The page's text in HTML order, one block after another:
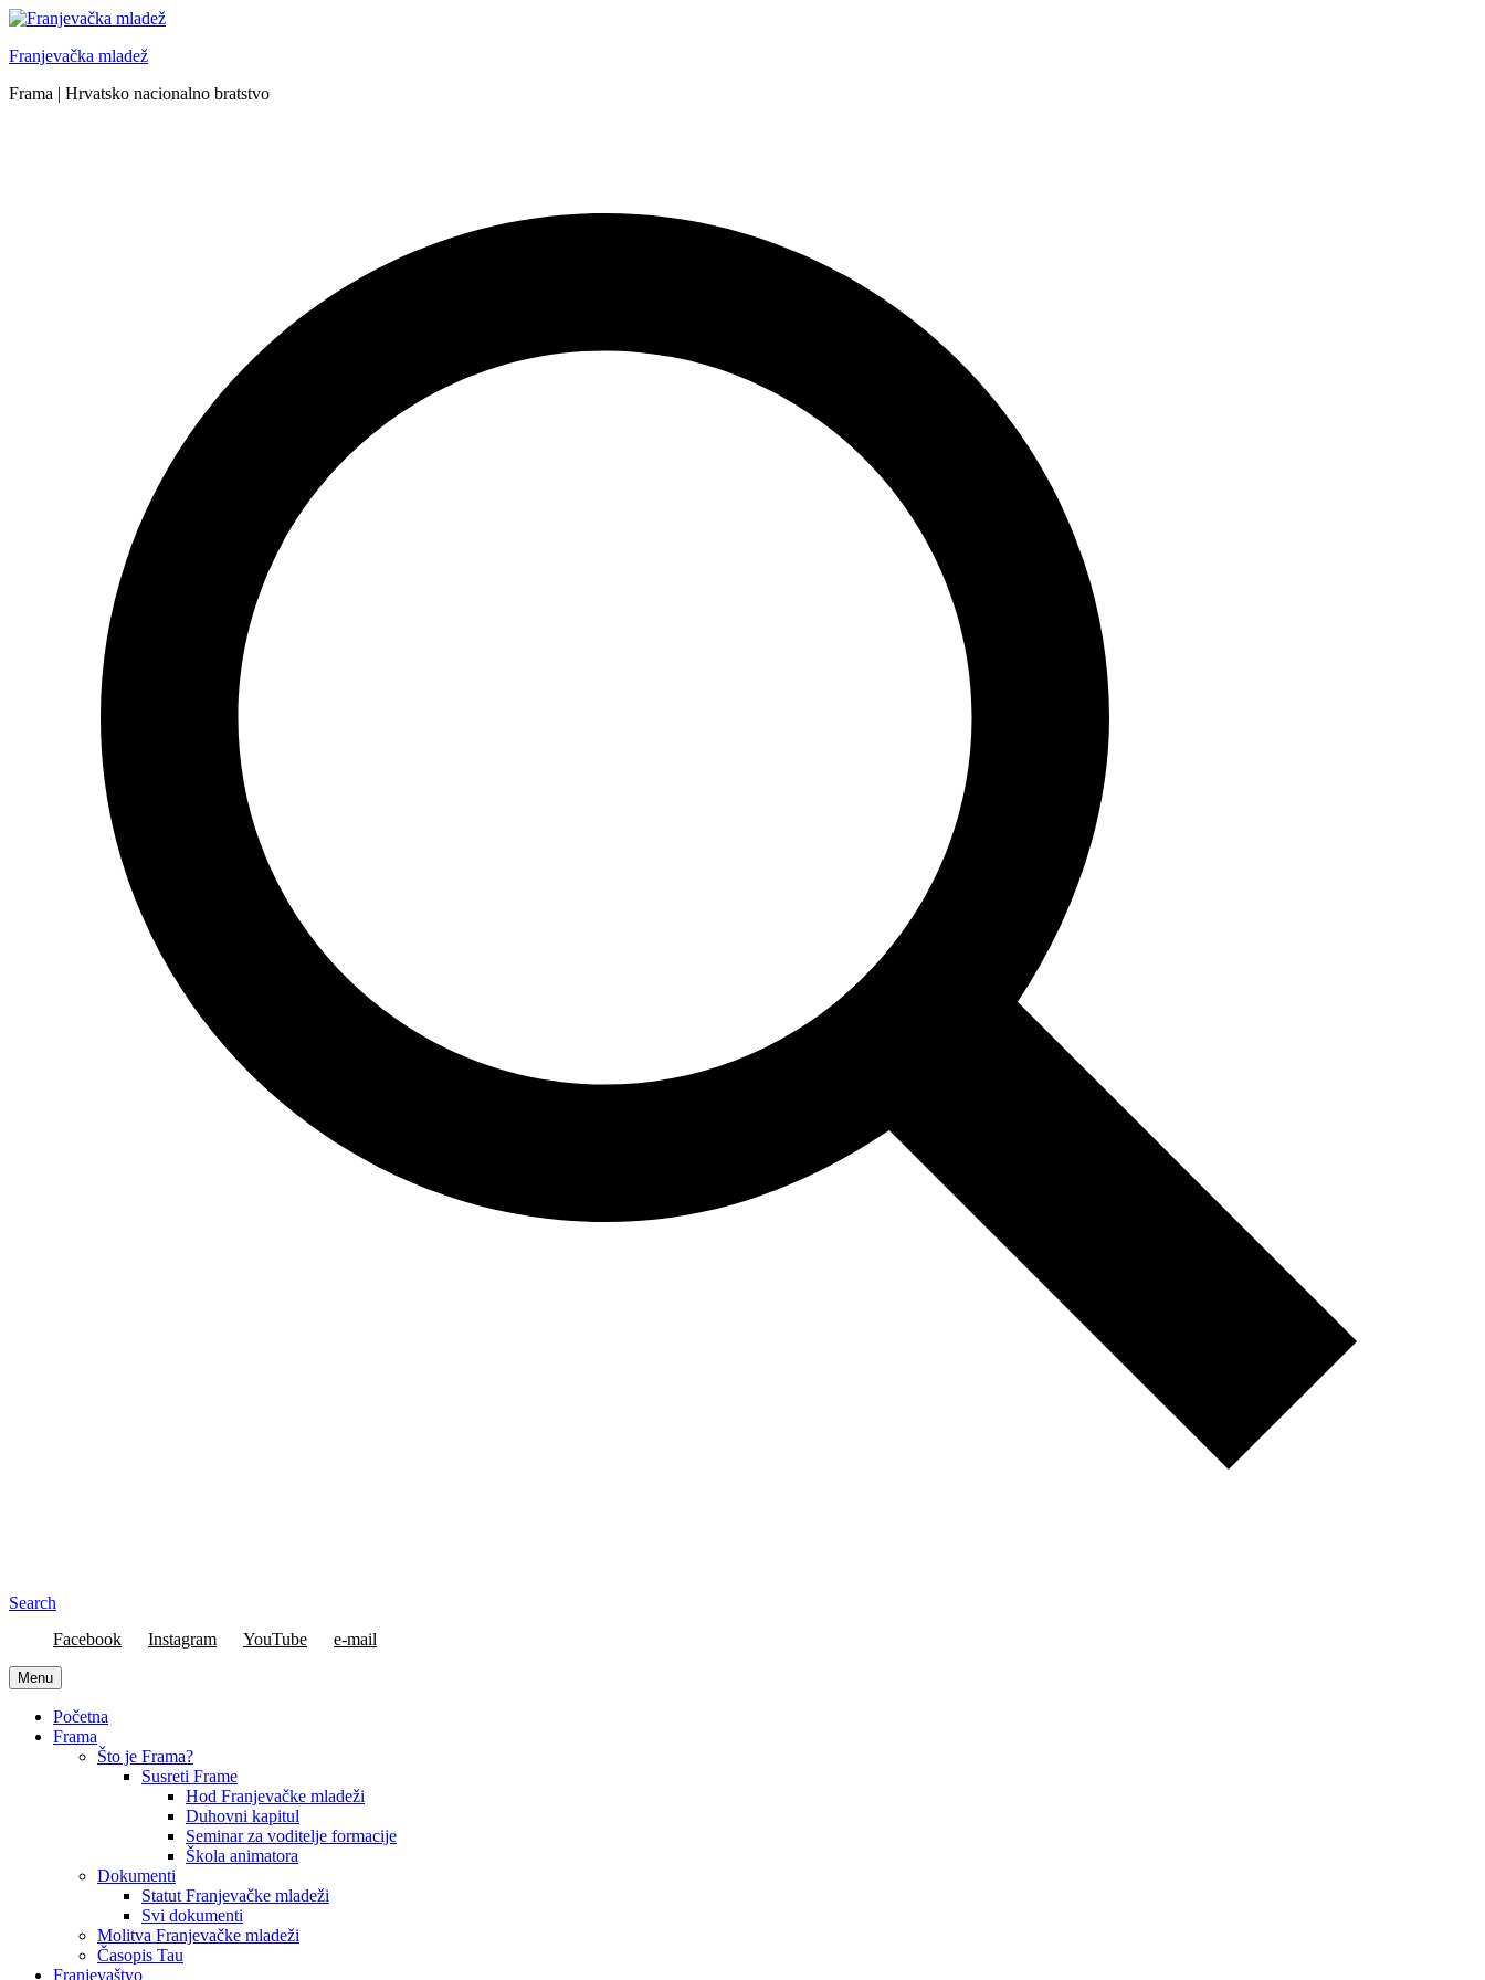
Skip
content
Franjevačka mladež
Frama | Hrvatsko nacionalno bratstvo
Search
Facebook
Instagram YouTube e-mail
Menu
Početna
Frama
Što je Frama?
Susreti Frame
Hod Franjevačke mladeži
Duhovni kapitul
Seminar za voditelje formacije
Škola animatora
Dokumenti
Statut Franjevačke mladeži
Svi dokumenti
Molitva Franjevačke mladeži
Časopis Tau
Franjevaštvo